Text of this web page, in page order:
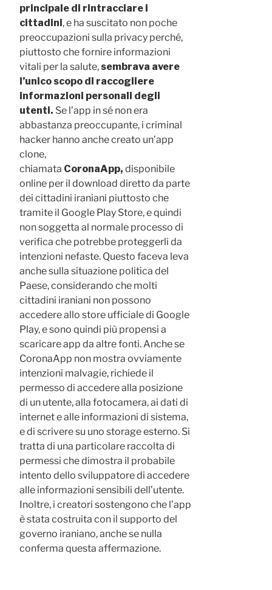
principale di rintracciare i
cittadini, e ha suscitato non poche
preoccupazioni sulla privacy perché,
piuttosto che fornire informazioni
vitali per la salute,sembrava avere
l’unico scopo di raccogliere
informazioni personali degli
utenti. Se l’app in sé non era
abbastanza preoccupante, i criminal
hacker hanno anche creato un’app
clone,
chiamata CoronaApp, disponibile
online per il download diretto da parte
dei cittadini iraniani piuttosto che
tramite il Google Play Store, e quindi
non soggetta al normale processo di
verifica che potrebbe proteggerli da
intenzioni nefaste. Questo faceva leva
anche sulla situazione politica del
Paese, considerando che molti
cittadini iraniani non possono
accedere allo store ufficiale di Google
Play, e sono quindi più propensi a
scaricare app da altre fonti. Anche se
CoronaApp non mostra ovviamente
intenzioni malvagie, richiede il
permesso di accedere alla posizione
di un utente, alla fotocamera, ai dati di
internet e alle informazioni di sistema,
e di scrivere su uno storage esterno. Si
tratta di una particolare raccolta di
permessi che dimostra il probabile
intento dello sviluppatore di accedere
alle informazioni sensibili dell’utente.
Inoltre, i creatori sostengono che l’app
è stata costruita con il supporto del
governo iraniano, anche se nulla
conferma questa affermazione.